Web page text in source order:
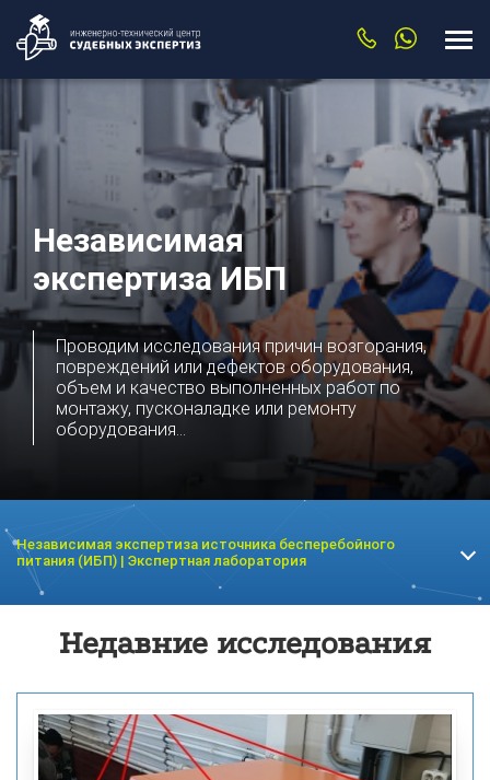
Независимая
экспертиза ИБП
Проводим исследования причин возгорания,
повреждений или дефектов оборудования,
объем и качество выполненных работ по
монтажу, пусконаладке или ремонту
оборудования...
Независимая экспертиза источника бесперебойного
питания (ИБП) | Экспертная лаборатория
Экспертиза электродвигателя
Экспертиза станков
Недавние исследования